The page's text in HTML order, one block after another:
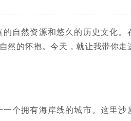
自然资源和悠久的历史文化。
然的怀抱。今天，就让我带你走
个拥有海岸线的城市。这里沙